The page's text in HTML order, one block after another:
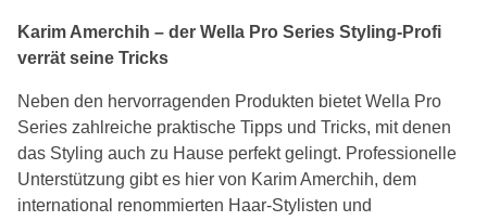
Karim Amerchih – der Wella Pro Series Styling-Profi
verrät seine Tricks
Neben den hervorragenden Produkten bietet Wella Pro
Series zahlreiche praktische Tipps und Tricks, mit denen
das Styling auch zu Hause perfekt gelingt. Professionelle
Unterstützung gibt es hier von Karim Amerchih, dem
international renommierten Haar-Stylisten und